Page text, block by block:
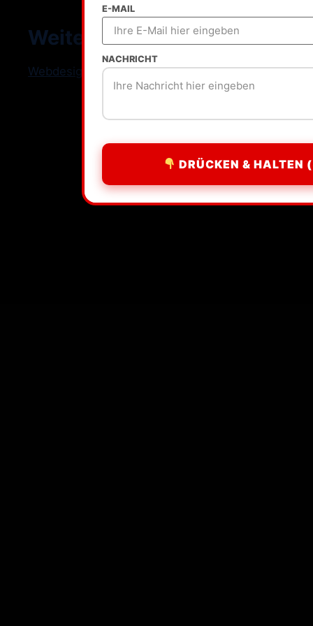
E-MAIL
NACHRICHT
DRÜCKEN & HALTEN
Weitere Standorte
Webdesign Freelancer Deutschland
All rights reserved